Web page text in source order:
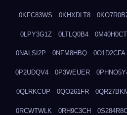
0KFC83WS 0KHXDLT8
0LPY3G1Z 0LTLQ0B4 0M40H0CT
0NALSI2P 0NFM8HBQ 0O1D2CFA
0P2UDQV4 0P3WEUER
0QLRKCUP 0QO261FR
0RCWTWLK 0RH9C3CH